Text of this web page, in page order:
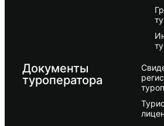
Документы
туроператора